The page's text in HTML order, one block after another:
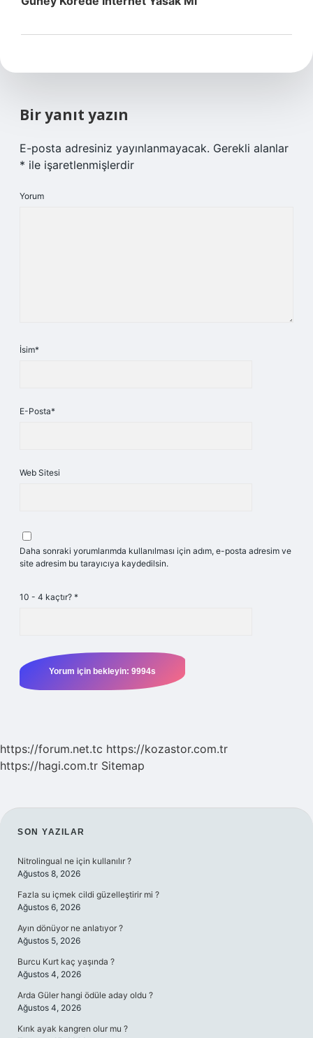
Bir yanıt yazın
E-posta adresiniz yayınlanmayacak. Gerekli alanlar
* ile işaretlenmişlerdir
Yorum
İsim*
E-Posta*
Web Sitesi
Daha sonraki yorumlarımda kullanılması için adım, e-posta adresim ve
site adresim bu tarayıcıya kaydedilsin.
10 - 4 kaçtır? *
https://forum.net.tc https://kozastor.com.tr
https://hagi.com.tr Sitemap
SIDEBAR
SON YAZILAR
Nitrolingual ne için kullanılır ?
Ağustos 8, 2026
Fazla su içmek cildi güzelleştirir mi ?
Ağustos 6, 2026
Ayın dönüyor ne anlatıyor ?
Ağustos 5, 2026
Burcu Kurt kaç yaşında ?
Ağustos 4, 2026
Arda Güler hangi ödüle aday oldu ?
Ağustos 4, 2026
Kırık ayak kangren olur mu ?